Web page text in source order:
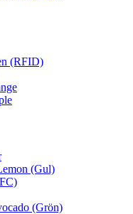
(RFID)
(Gul)
(Grön)